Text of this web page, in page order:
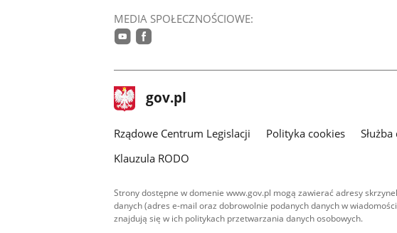
MEDIA SPOŁECZNOŚCIOWE:
stopka
gov.pl Strona
gov.pl
Rządowe Centrum Legislacji Polityka cookies
Klauzula RODO
Strony dostępne w domenie www.gov.pl mogą zawierać adresy
danych (adres e-mail oraz dobrowolnie podanych danych w
znajdują się w ich politykach przetwarzania danych osobowych.